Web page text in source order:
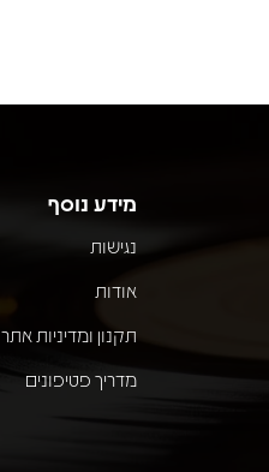
מידע נוסף
נגישות
אודות
תקנון ומדיניות אתר
מדריך פטיפונים